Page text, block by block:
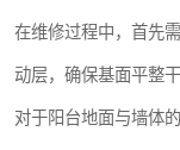
在维修过程中，首先
动层，确保基面平整干
对于阳台地面与墙体